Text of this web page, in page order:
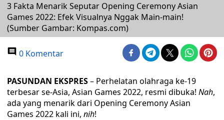
3 Fakta Menarik Seputar Opening Ceremony Asian
Games 2022: Efek Visualnya Nggak Main-main!
(Sumber Gambar: Kompas.com)
0 Komentar
PASUNDAN EKSPRES– Perhelatan olahraga ke-19
terbesar se-Asia, Asian Games 2022, resmi dibuka! Nah,
ada yang menarik dari Opening Ceremony Asian
Games 2022 kali ini, nih!